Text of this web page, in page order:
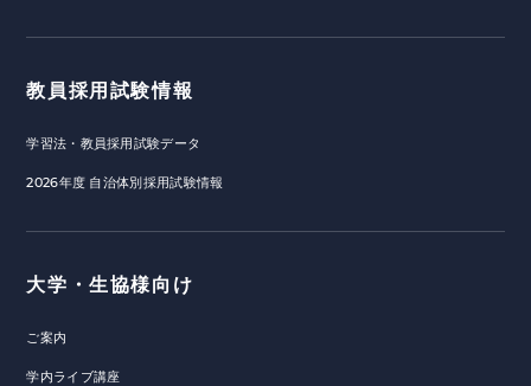
教員採用試験情報
学習法・教員採用試験データ
2026年度 自治体別採用試験情報
大学・生協様向け
ご案内
学内ライブ講座